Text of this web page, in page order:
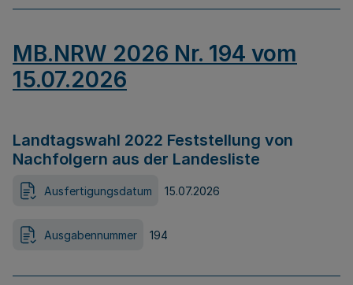
MB.NRW 2026 Nr. 194 vom
15.07.2026
Landtagswahl 2022 Feststellung von
Nachfolgern aus der Landesliste
Ausfertigungsdatum 15.07.2026
Ausgabennummer 194